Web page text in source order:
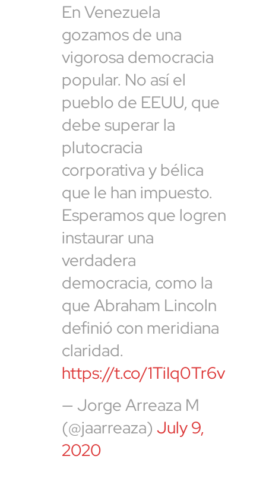
En Venezuela
gozamos de una
vigorosa democracia
popular. No así el
pueblo de EEUU, que
debe superar la
plutocracia
corporativa y bélica
que le han impuesto.
Esperamos que logren
instaurar una
verdadera
democracia, como la
que Abraham Lincoln
definió con meridiana
claridad.
https://t.co/1TiIq0Tr6v
— Jorge Arreaza M
(@jaarreaza) July 9,
2020